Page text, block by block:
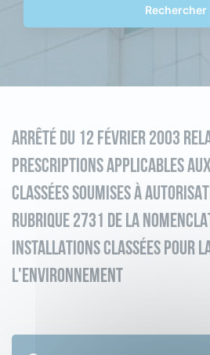
Rechercher
ARRÊTÉ DU 12 FÉVRIER 2003
PRESCRIPTIONS APPLICABLES
CLASSÉES SOUMISES À
RUBRIQUE 2731 DE LA
INSTALLATIONS CLASSÉES POUR
L'ENVIRONNEMENT